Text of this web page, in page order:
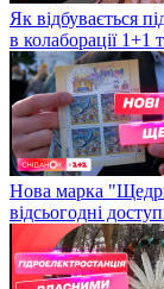
Як відбувається
в колаборації 1+1
Нова марка
відсьогодні